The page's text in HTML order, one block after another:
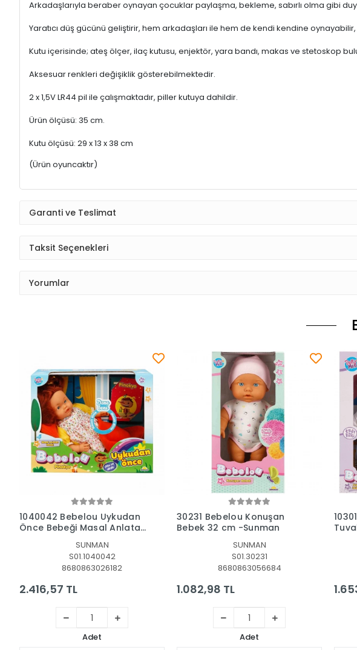
Arkadaşlarıyla beraber oynayan çocuklar paylaşma, bekleme, sabırlı olma gibi
Yaratıcı düş gücünü geliştirir, hem arkadaşları ile hem de kendi kendine
Kutu içerisinde; ateş ölçer, ilaç kutusu, enjektör, yara bandı, makas ve stetoskop
Aksesuar renkleri değişiklik gösterebilmektedir.
2 x 1,5V LR44 pil ile çalışmaktadır, piller kutuya dahildir.
Ürün ölçüsü: 35 cm.
Kutu ölçüsü: 29 x 13 x 38 cm
(Ürün oyuncaktır)
Garanti ve Teslimat
Taksit Seçenekleri
Yorumlar
Sepete Ekle
1040042 Bebelou Uykudan
Önce Bebeği Masal Anlatan
SUNMAN
S01.1040042
8680863026182
2.416,57 TL
Adet
Sepete Ekle
30231 Bebelou Konuşan
Bebek 32 cm -Sunman
SUNMAN
S01.30231
8680863056684
1.082,98 TL
Adet